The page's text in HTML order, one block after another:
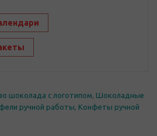
шоколада с логотипом, Шоколадные
ручной работы, Конфеты ручной